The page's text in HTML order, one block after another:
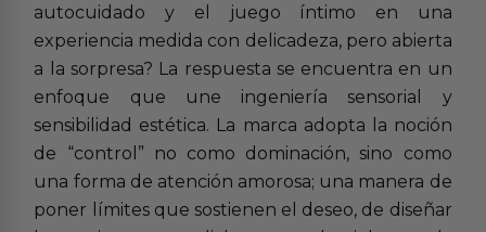
autocuidado y el juego íntimo en una
experiencia medida con delicadeza, pero abierta
a la sorpresa? La respuesta se encuentra en un
enfoque que une ingeniería sensorial y
sensibilidad estética. La marca adopta la noción
de “control” no como dominación, sino como
una forma de atención amorosa; una manera de
poner límites que sostienen el deseo, de diseñar